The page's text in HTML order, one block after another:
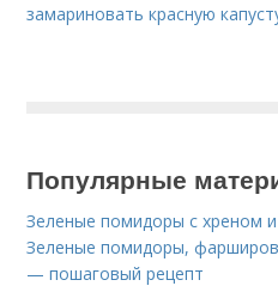
замариновать красную
Популярные
Зеленые помидоры с хреном
Зеленые помидоры,
— пошаговый рецепт